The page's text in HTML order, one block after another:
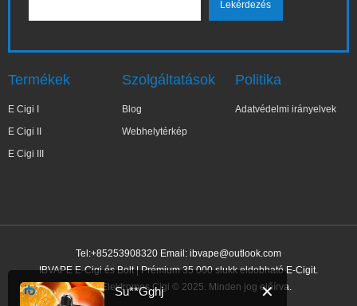
Termékek
E Cigi I
E Cigi II
E Cigi III
Szolgáltatások
Blog
Webhelytérkép
Politika
Adatvédelmi irányelvek
Tel:+85253908320 Email: ibvape@outlook.com
IBVAPE E-Cigi és Bolt | Prémium 35 000 slukk eldobható E-Cigit.
IBVAPE Elektromos Cigi © 2025. Minden jog előírva.
✕
Su**Gghj